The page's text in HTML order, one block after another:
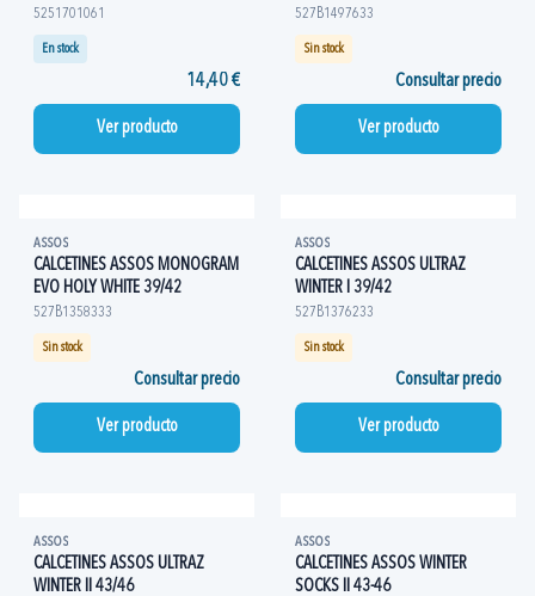
5251701061
En stock
14,40 €
Ver producto
527B1497633
Sin stock
Consultar precio
Ver producto
ASSOS
CALCETINES ASSOS MONOGRAM
EVO HOLY WHITE 39/42
527B1358333
Sin stock
Consultar precio
Ver producto
ASSOS
CALCETINES ASSOS ULTRAZ
WINTER I 39/42
527B1376233
Sin stock
Consultar precio
Ver producto
ASSOS
CALCETINES ASSOS ULTRAZ
WINTER II 43/46
ASSOS
CALCETINES ASSOS WINTER
SOCKS II 43-46